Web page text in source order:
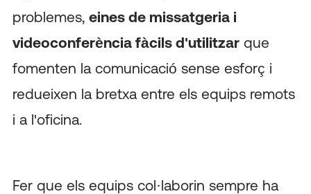
problemes, eines de missatgeria i
videoconferència fàcils d'utilitzar que
fomenten la comunicació sense esforç i
redueixen la bretxa entre els equips remots
i a l'oficina.
Fer que els equips col·laborin sempre ha